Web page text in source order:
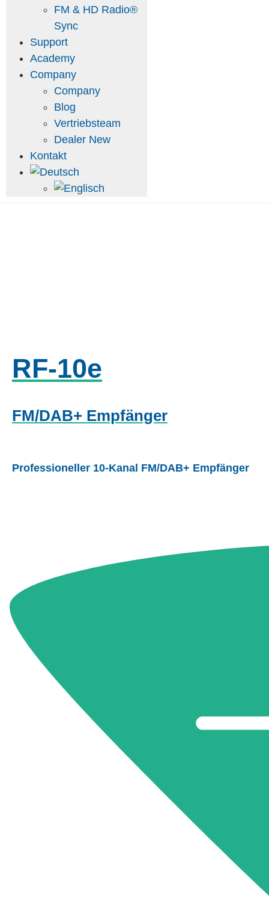
FM & HD Radio®
Sync
Support
Academy
Company
Company
Blog
Vertriebsteam
Dealer New
Kontakt
RF-10e
FM/DAB+ Empfänger
Professioneller 10-Kanal FM/DAB+ Empfänger